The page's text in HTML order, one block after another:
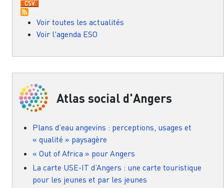
Voir toutes les actualités
Voir l'agenda ESO
Atlas social d'Angers
Plans d’eau angevins : perceptions, usages et
« qualité » paysagère
« Out of Africa » pour Angers
La carte USE-IT d’Angers : une carte touristique
pour les jeunes et par les jeunes